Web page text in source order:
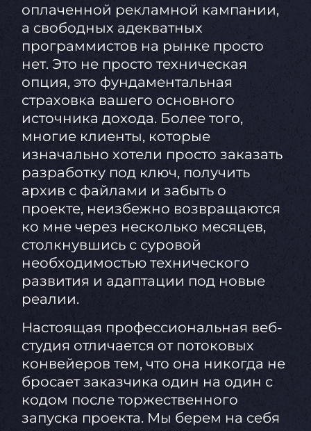
оплаченной рекламной кампании,
а свободных адекватных
программистов на рынке просто
нет. Это не просто техническая
опция, это фундаментальная
страховка вашего основного
источника дохода. Более того,
многие клиенты, которые
изначально хотели просто заказать
разработку под ключ, получить
архив с файлами и забыть о
проекте, неизбежно возвращаются
ко мне через несколько месяцев,
столкнувшись с суровой
необходимостью технического
развития и адаптации под новые
реалии.
Настоящая профессиональная веб-
студия отличается от потоковых
конвейеров тем, что она никогда не
бросает заказчика один на один с
кодом после торжественного
запуска проекта. Мы берем на себя